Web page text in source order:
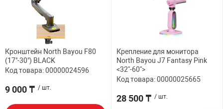
Кронштейн North Bayou F80
(17"-30") BLACK
Код товара: 00000024596
9 000 ₸ / шт.
Крепление для монитора
North Bayou J7 Fantasy Pink
<32''-60''>
Код товара: 00000025665
28 500 ₸ / шт.